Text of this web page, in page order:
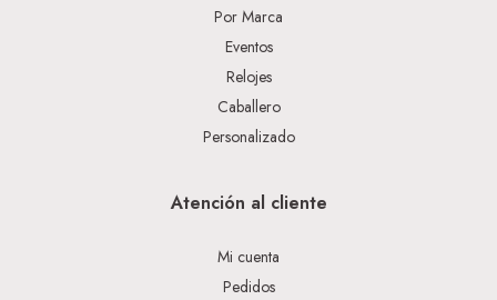
Por Marca
Eventos
Relojes
Caballero
Personalizado
Atención al cliente
Mi cuenta
Pedidos